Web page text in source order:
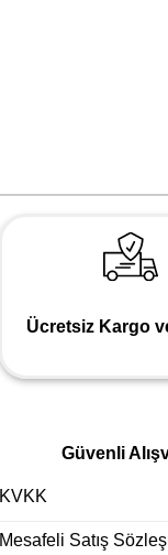
Ücretsiz Kargo
Güvenli
KVKK
Mesafeli Satış